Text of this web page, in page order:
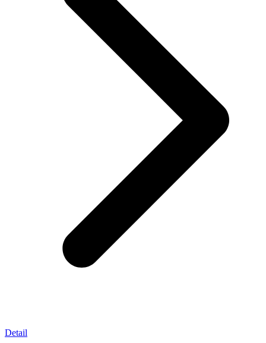
Detail